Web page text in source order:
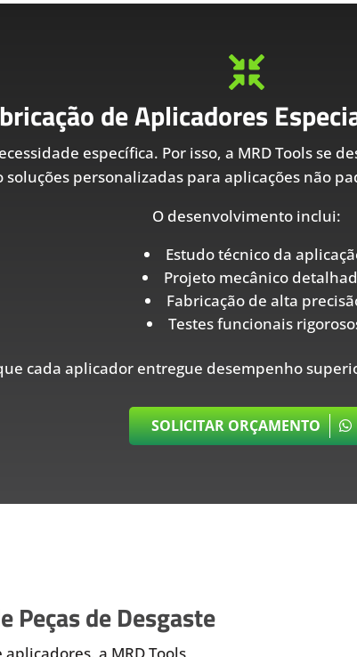

de Aplicadores
específica. Por isso, a MRD Tools se
soluções personalizadas para aplicações não
O desenvolvimento inclui:
Estudo técnico da
Projeto mecânico
Fabricação de alta
Testes funcionais
cada aplicador entregue desempenho
SOLICITAR ORÇAMENTO
Peças de Desgaste
a MRD Tools